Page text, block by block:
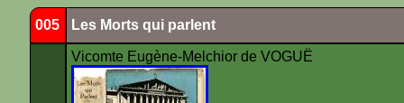
005 Les Morts qui parlent
Vicomte Eugène-Melchior de VOGUË